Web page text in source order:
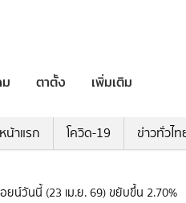
ม ตาตั้ง เพิ่มเติม
หน้าแรก โควิด-19 ข่าวทั่วไท
ยน์วันนี้ (23 เม.ย. 69) ขยับขึ้น 2.70%